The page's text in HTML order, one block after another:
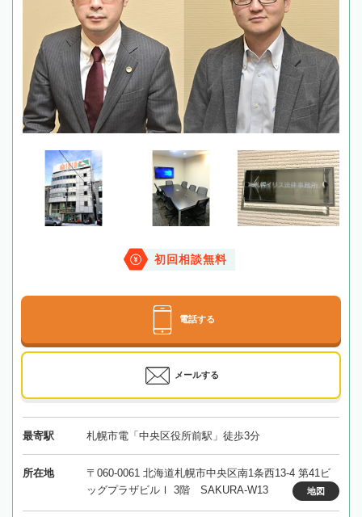
初回相談無料
電話する
メールする
最寄駅 札幌市電「中央区役所前駅」徒歩3分
所在地
〒060-0061 北海道札幌市中央区南1条西13-4 第41ビ
ッグプラザビルⅠ 3階 SAKURA-W13
地図